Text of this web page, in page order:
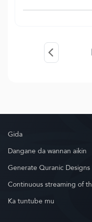
Gida
Dangane da wannan aikin
Generate Quranic Designs
Continuous streaming of
Ka tuntube mu